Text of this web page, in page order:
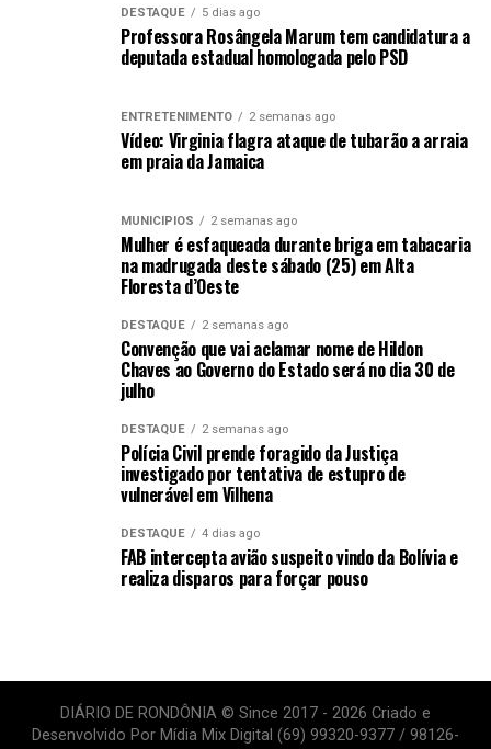
DESTAQUE 5 dias ago
Professora Rosângela Marum tem candidatura a
deputada estadual homologada pelo PSD
ENTRETENIMENTO 2 semanas ago
Vídeo: Virginia flagra ataque de tubarão a arraia
em praia da Jamaica
MUNICÍPIOS 2 semanas ago
Mulher é esfaqueada durante briga em tabacaria
na madrugada deste sábado (25) em Alta
Floresta d’Oeste
DESTAQUE 2 semanas ago
Convenção que vai aclamar nome de Hildon
Chaves ao Governo do Estado será no dia 30 de
julho
DESTAQUE 2 semanas ago
Polícia Civil prende foragido da Justiça
investigado por tentativa de estupro de
vulnerável em Vilhena
DESTAQUE 4 dias ago
FAB intercepta avião suspeito vindo da Bolívia e
realiza disparos para forçar pouso
DIÁRIO DE RONDÔNIA © Since 2017 - 2026 Criado e
Desenvolvido Por Mídia Mix Digital (69) 99320-9377 / 98126-